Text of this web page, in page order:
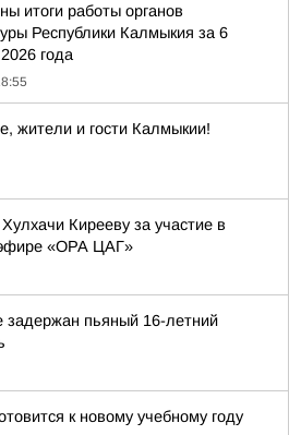
итоги работы органов
Республики Калмыкия за 6
года
жители и гости Калмыкии!
Кирееву за участие в
«ОРА ЦАГ»
задержан пьяный 16-летний
к новому учебному году